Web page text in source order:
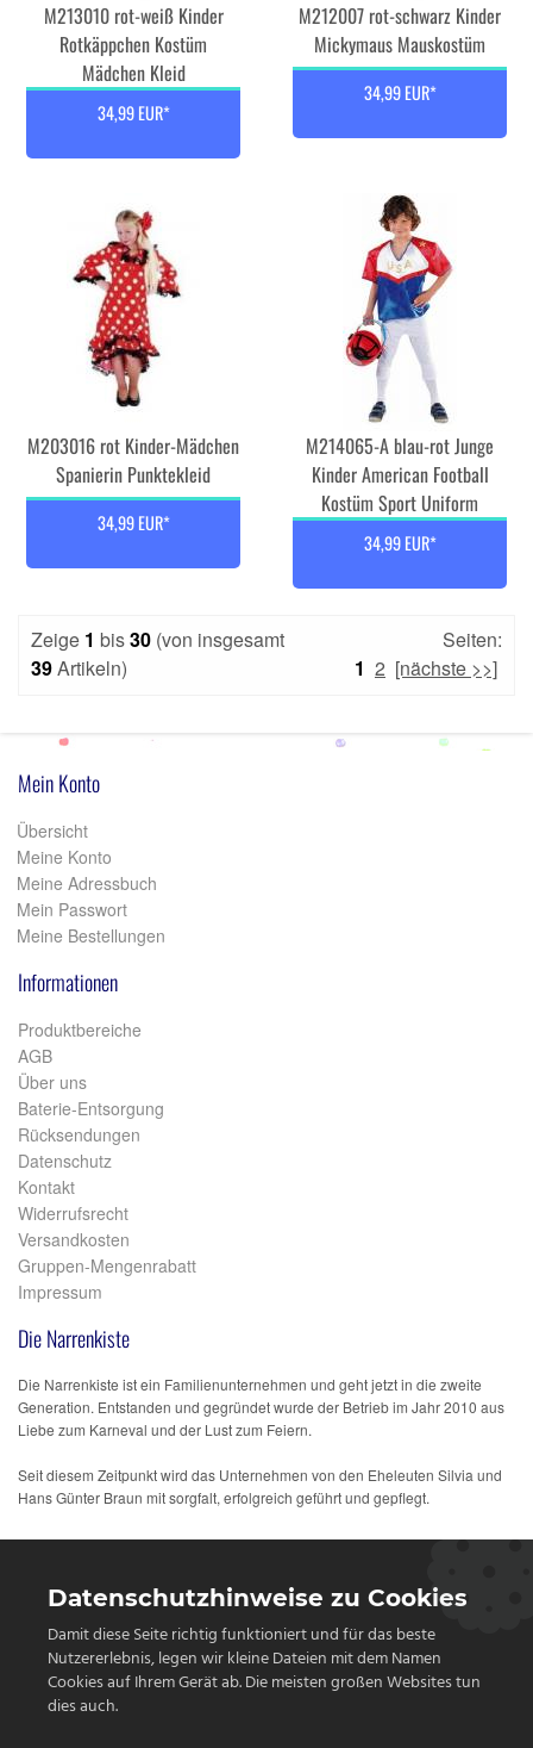
M213010 rot-weiß Kinder
Rotkäppchen Kostüm
Mädchen Kleid
34,99 EUR*
M212007 rot-schwarz Kinder
Mickymaus Mauskostüm
34,99 EUR*
M203016 rot Kinder-Mädchen
Spanierin Punktekleid
34,99 EUR*
M214065-A blau-rot Junge
Kinder American Football
Kostüm Sport Uniform
34,99 EUR*
Zeige 1 bis30 (von insgesamt
39Artikeln)
Seiten:
1 2 [nächste >>]
Mein Konto
Übersicht
Meine Konto
Meine Adressbuch
Mein Passwort
Meine Bestellungen
Informationen
Produktbereiche
AGB
Über uns
Baterie-Entsorgung
Rücksendungen
Datenschutz
Kontakt
Widerrufsrecht
Versandkosten
Gruppen-Mengenrabatt
Impressum
Die Narrenkiste
Die Narrenkiste ist ein Familienunternehmen und geht jetzt in die zweite
Generation. Entstanden und gegründet wurde der Betrieb im Jahr 2010 aus
Liebe zum Karneval und der Lust zum Feiern.
Seit diesem Zeitpunkt wird das Unternehmen von den Eheleuten Silvia und
Hans Günter Braun mit sorgfalt, erfolgreich geführt und gepflegt.
Datenschutzhinweise zu Cookies
Damit diese Seite richtig funktioniert und für das beste
Nutzererlebnis, legen wir kleine Dateien mit dem Namen
Cookies auf Ihrem Gerät ab. Die meisten großen Websites tun
dies auch.